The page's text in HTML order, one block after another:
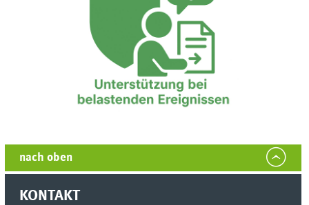
nach oben
KONTAKT